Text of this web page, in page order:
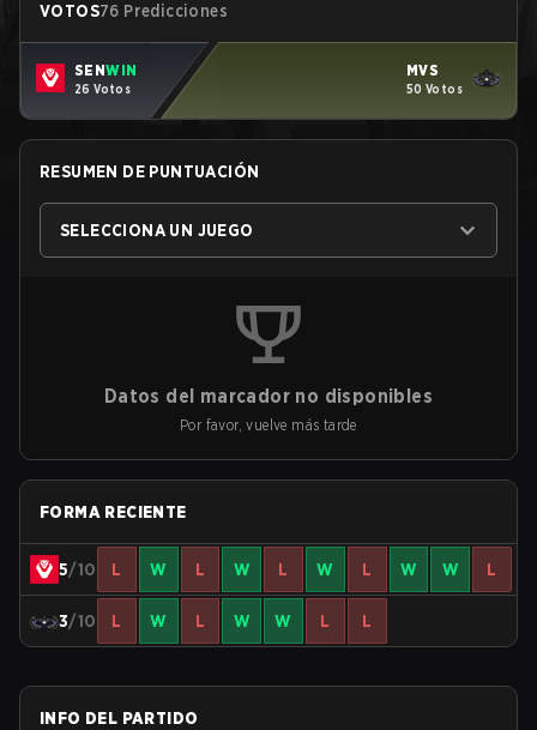
VOTOS76 Predicciones
SENWIN
26 Votos
MVS
50 Votos
RESUMEN DE PUNTUACIÓN
SELECCIONA UN JUEGO
Datos del marcador no disponibles
Por favor, vuelve más tarde
FORMA RECIENTE
5/10 L W L W L W L W W L
3/10 L W L W W L L
INFO DEL PARTIDO